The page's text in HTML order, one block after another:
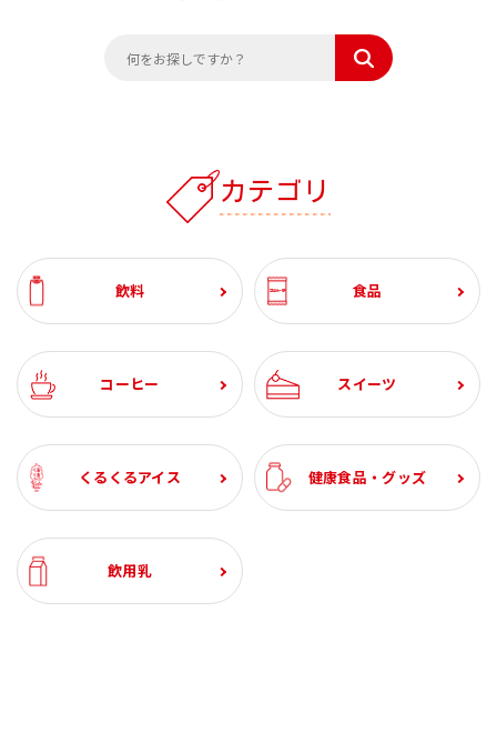
カテゴリ
飲料 食品
コーヒー スイーツ
くるくるアイス 健康食品・グッズ
飲用乳